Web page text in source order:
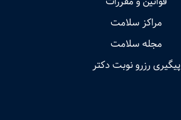
مراکز سلامت
مجله سلامت
پیگیری رزرو نوبت دکتر